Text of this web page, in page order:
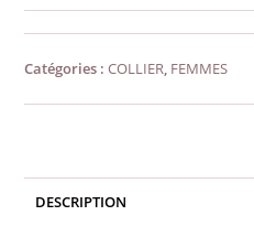
Collier
avec
Catégories :COLLIER, FEMMES
DESCRIPTION